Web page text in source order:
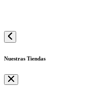
Nuestras Tiendas